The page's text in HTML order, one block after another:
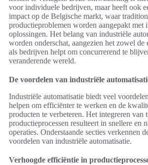
voor individuele bedrijven, maar heeft ook
impact op de Belgische markt, waar
productieproblemen worden aangepakt met
oplossingen. Het belang van industriële
worden onderschat, aangezien het zowel
als bedrijven helpt om concurrerend te
veranderende wereld.
De voordelen van industriële
Industriële automatisatie biedt veel
helpen om efficiënter te werken en de
producten te verbeteren. Het integreren van
productieprocessen resulteert in snellere en
operaties. Onderstaande secties verkennen
voordelen van industriële automatisatie.
Verhoogde efficiëntie in